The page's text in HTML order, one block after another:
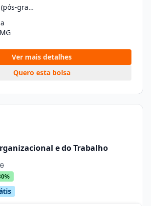
Especialização (pós-graduação)
Ver mais detalhes
Quero esta bolsa
e do Trabalho